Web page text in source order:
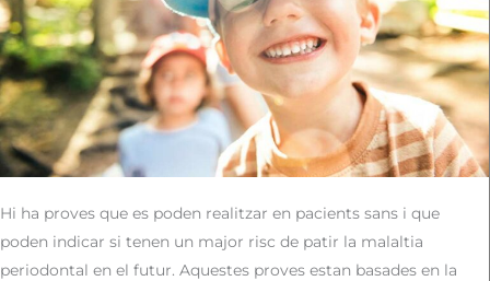
Hi ha proves que es poden realitzar en pacients sans i que
poden indicar si tenen un major risc de patir la malaltia
periodontal en el futur. Aquestes proves estan basades en la